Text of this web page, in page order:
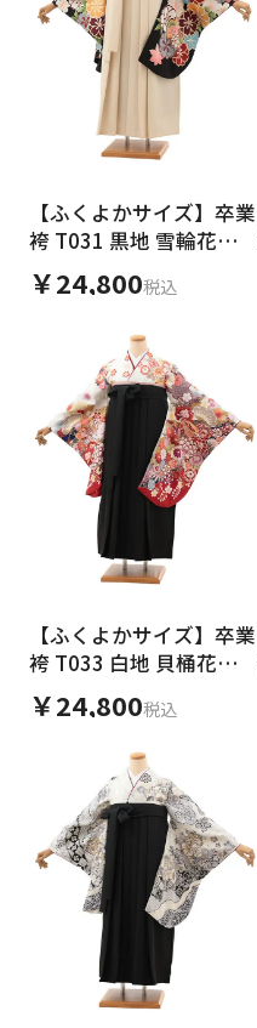
【ふくよかサイズ】卒業
袴 T031 黒地 雪輪花づ
くし×アイボリー
￥24,800税込
【ふくよかサイズ】卒業
袴 T033 白地 貝桶花づ
くし×黒
￥24,800税込